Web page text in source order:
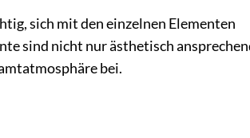
sich mit den einzelnen Elementen
sind nicht nur ästhetisch
bei.